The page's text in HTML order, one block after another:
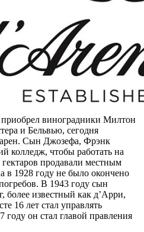
виноградники Милтон
и Бельвью, сегодня
Сын Джозефа, Фрэнк
колледж, чтобы работать на
продавали местным
в 1928 году не было окончено
В 1943 году сын
более известный как д’Арри,
16 лет стал управлять
году он стал главой правления